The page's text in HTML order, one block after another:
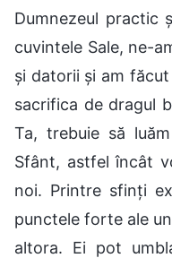
Dumnezeul practic
cuvintele Sale, ne-
și datorii și am
sacrifica de dragul
Ta, trebuie să
Sfânt, astfel încât
noi. Printre sfinți
punctele forte ale
altora. Ei pot